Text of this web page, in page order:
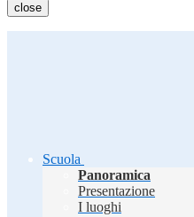
close
Scuola
Panoramica
Presentazione
I luoghi